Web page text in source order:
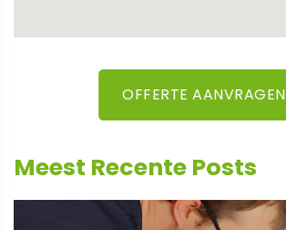
OFFERTE AANVRAGEN
Meest Recente Posts